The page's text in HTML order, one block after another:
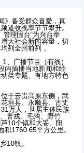
》备受群众喜爱，真
道收视率节节攀升。
管理固台”为兴台举
大社会新闻容量，切
列全州前列 。
广播节目（有线）
内插播当地新闻和经
类专题、有地方特色
于云贵高原东侧，武
垣县、永顺县、古丈
万人，世居主体民族
普戎、毛沟、野竹
10个镇和大妥、阳
积1760.65平方公里。
10镇。